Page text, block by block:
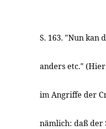
S. 163. "Nun kan
anders etc."
im Angriffe der
nämlich: daß der